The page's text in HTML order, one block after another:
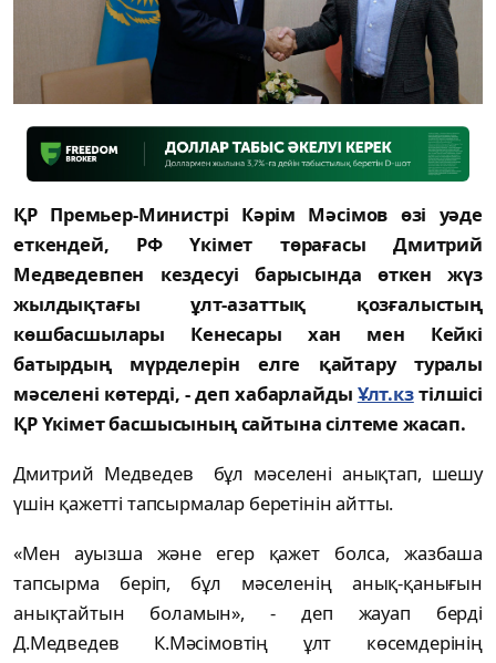
ҚР Премьер-Министрі Кәрім Мәсімов өзі уәде
еткендей, РФ Үкімет төрағасы Дмитрий
Медведевпен кездесуі барысында өткен жүз
жылдықтағы ұлт-азаттық қозғалыстың
көшбасшылары Кенесары хан мен Кейкі
батырдың мүрделерін елге қайтару туралы
мәселені көтерді, - деп хабарлайды Ұлт.кзтілшісі
ҚР Үкімет басшысының сайтына сілтеме жасап.
Дмитрий Медведев бұл мәселені анықтап, шешу
үшін қажетті тапсырмалар беретінін айтты.
«Мен ауызша және егер қажет болса, жазбаша
тапсырма беріп, бұл мәселенің анық-қанығын
анықтайтын боламын», - деп жауап берді
Д.Медведев К.Мәсімовтің ұлт көсемдерінің